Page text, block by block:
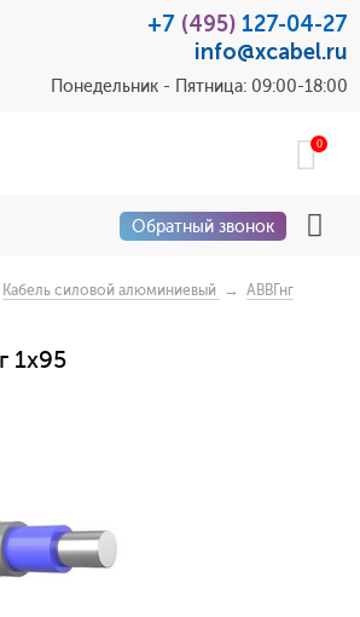
+7 (495) 127-04-27
info@xcabel.ru
Понедельник - Пятница: 09:00-18:00
0
Обратный звонок
Кабель силовой алюминиевый → АВВГнг
1x95